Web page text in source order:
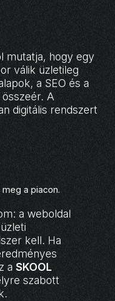
mutatja, hogy egy
válik üzletileg
a SEO és a
A
digitális rendszert
a piacon.
a weboldal
kell. Ha
aSKOOL
szabott